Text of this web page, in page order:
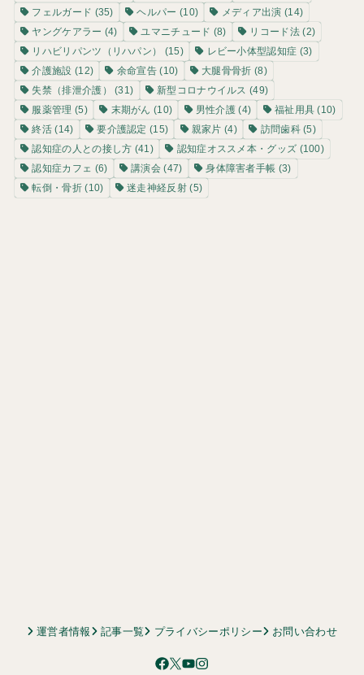
フェルガード (35) ヘルパー (10) メディア出演 (14)
ヤングケアラー (4) ユマニチュード (8) リコード法(2)
リハビリパンツ（リハパン）
(15) レビー小体型認知症 (3)
介護施設 (12) 余命宣告 (10) 大腿骨骨折 (8)
失禁（排泄介護）
(31) 新型コロナウイルス (49)
服薬管理 (5) 末期がん (10) 男性介護 (4) 福祉用具 (10)
終活 (14) 要介護認定 (15) 親家片 (4) 訪問歯科(5)
認知症の人との接し方 (41) 認知症オススメ本・グッズ (100)
認知症カフェ (6) 講演会 (47) 身体障害者手帳 (3)
転倒・骨折(10) 迷走神経反射(5)
運営者情報 記事一覧 プライバシーポリシー お問い合わせ